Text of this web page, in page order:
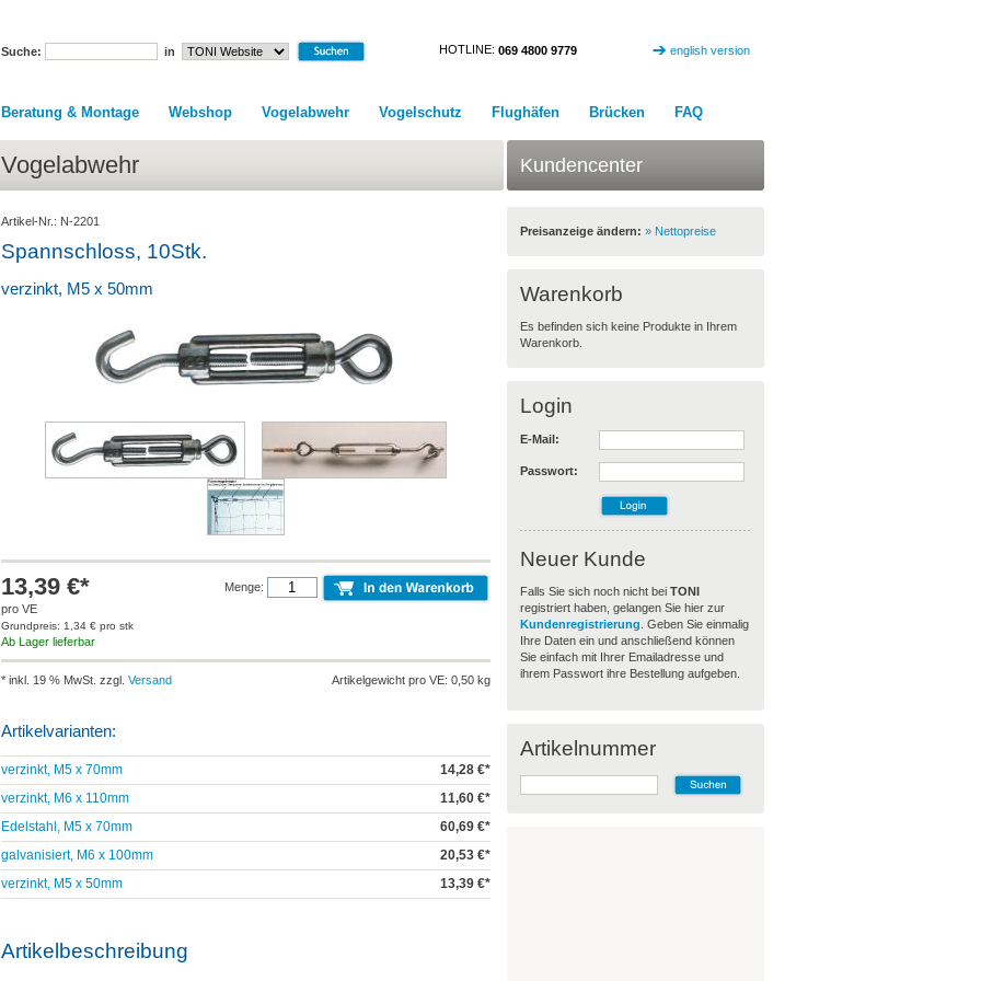
Suche: in HOTLINE: 069 4800 9779 english version
Beratung & Montage Webshop Vogelabwehr Vogelschutz Flughäfen Brücken FAQ
Vogelabwehr
Artikel-Nr.: N-2201
Spannschloss, 10Stk.
verzinkt, M5 x 50mm
13,39 €*
pro VE
Grundpreis: 1,34 € pro stk
Ab Lager lieferbar
Menge:
Artikelgewicht pro VE: 0,50 kg
* inkl. 19 % MwSt. zzgl. Versand
Artikelvarianten:
verzinkt, M5 x 70mm
14,28 €*
verzinkt, M6 x 110mm
11,60 €*
Edelstahl, M5 x 70mm
60,69 €*
galvanisiert, M6 x 100mm
20,53 €*
verzinkt, M5 x 50mm
13,39 €*
Artikelbeschreibung
Kundencenter
Preisanzeige ändern: » Nettopreise
Warenkorb
Es befinden sich keine Produkte in Ihrem
Warenkorb.
Login
E-Mail:
Passwort:
Neuer Kunde
Falls Sie sich noch nicht bei TONI
registriert haben, gelangen Sie hier zur
Kundenregistrierung . Geben Sie einmalig
Ihre Daten ein und anschließend können
Sie einfach mit Ihrer Emailadresse und
ihrem Passwort ihre Bestellung aufgeben.
Artikelnummer